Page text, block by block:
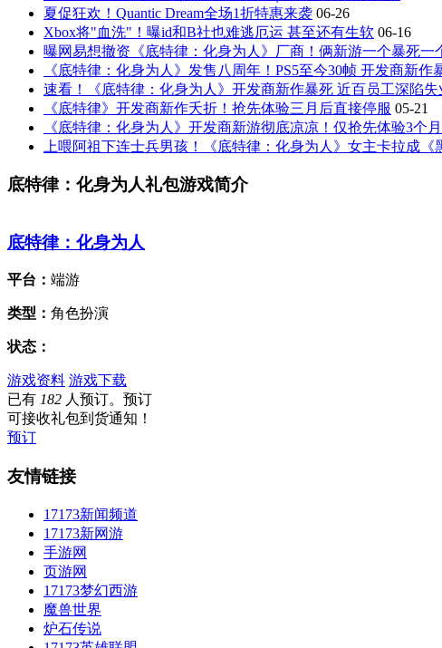
夏促狂欢！Quantic Dream全场1折特惠来袭 06-26
Xbox将"血洗"！曝id和B社也难逃厄运 甚至还有生软 06-16
曝网易想撤资《底特律：化身为人》厂商！俩新游一个暴死一
《底特律：化身为人》发售八周年！PS5至今30帧 开发商新作
速看！《底特律：化身为人》开发商新作暴死 近百员工深陷失
《底特律》开发商新作夭折！抢先体验三月后直接停服 05-21
《底特律：化身为人》开发商新游彻底凉凉！仅抢先体验3个
上喂阿祖下连士兵男孩！《底特律：化身为人》女主卡拉成《
底特律：化身为人礼包游戏简介
底特律：化身为人
平台： 端游
类型： 角色扮演
状态：
游戏资料 游戏下载
已有 182 人预订。预订
可接收礼包到货通知！
预订
友情链接
17173新闻频道
17173新网游
手游网
页游网
17173梦幻西游
魔兽世界
炉石传说